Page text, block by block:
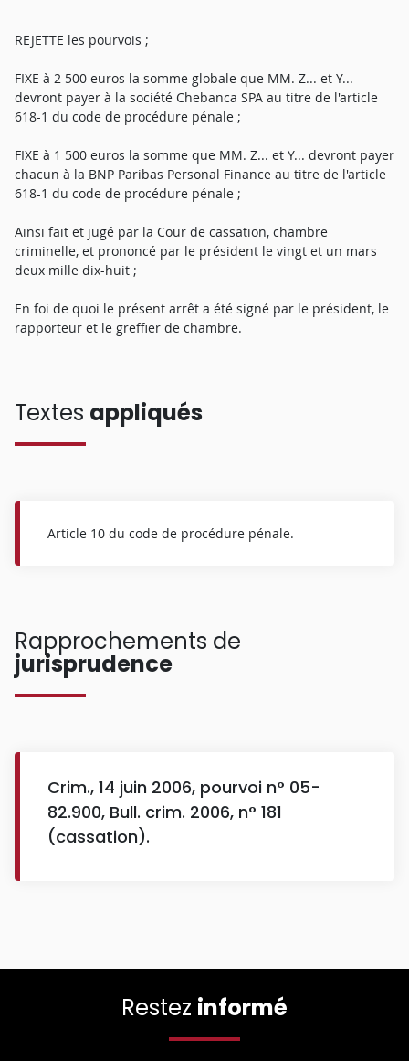
REJETTE les pourvois ;
FIXE à 2 500 euros la somme globale que MM. Z... et Y...
devront payer à la société Chebanca SPA au titre de l'article
618-1 du code de procédure pénale ;
FIXE à 1 500 euros la somme que MM. Z... et Y... devront payer
chacun à la BNP Paribas Personal Finance au titre de l'article
618-1 du code de procédure pénale ;
Ainsi fait et jugé par la Cour de cassation, chambre
criminelle, et prononcé par le président le vingt et un mars
deux mille dix-huit ;
En foi de quoi le présent arrêt a été signé par le président, le
rapporteur et le greffier de chambre.
Textes appliqués
Article 10 du code de procédure pénale.
Rapprochements de
jurisprudence
Crim., 14 juin 2006, pourvoi n° 05-
82.900, Bull. crim. 2006, n° 181
(cassation).
Restez informé